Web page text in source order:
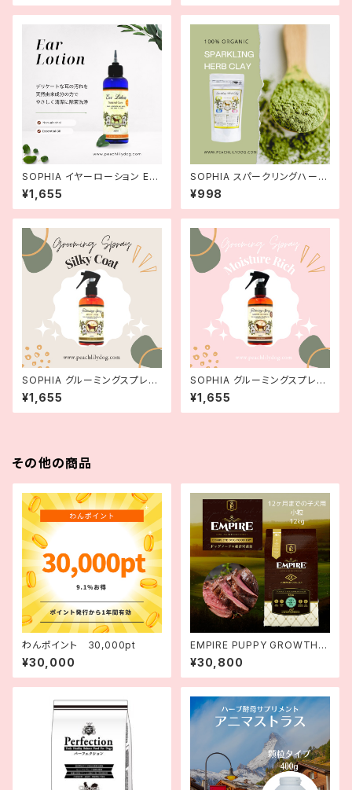
SOPHIA イヤーローション Ear
Lotion 200ml
¥1,655
SOPHIA スパークリングハーブ
クレイ 100g
¥998
SOPHIA グルーミングスプレー
SILLKY COAT 250ml 【シルキ
ーコート】
¥1,655
SOPHIA グルーミングスプレー
MOISTURE RICH 250ml 【モ
イスチャーリッチ】
¥1,655
その他の商品
わんポイント 30,000pt
¥30,000
EMPIRE PUPPY GROWTH C
omplete Dog Dry Food | E
MPIRE DOGDRYパピーグロ
ース 小粒 12kg |エンパイア
¥30,800